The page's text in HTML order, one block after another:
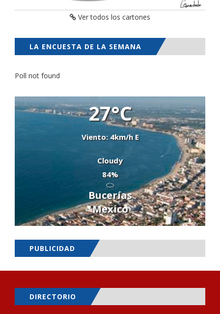
Ver todos los cartones
LA ENCUESTA DE LA SEMANA
Poll not found
27°C
Viento: 4km/h E
Cloudy
84%
Bucerías
Mexico
PUBLICIDAD
DIRECTORIO